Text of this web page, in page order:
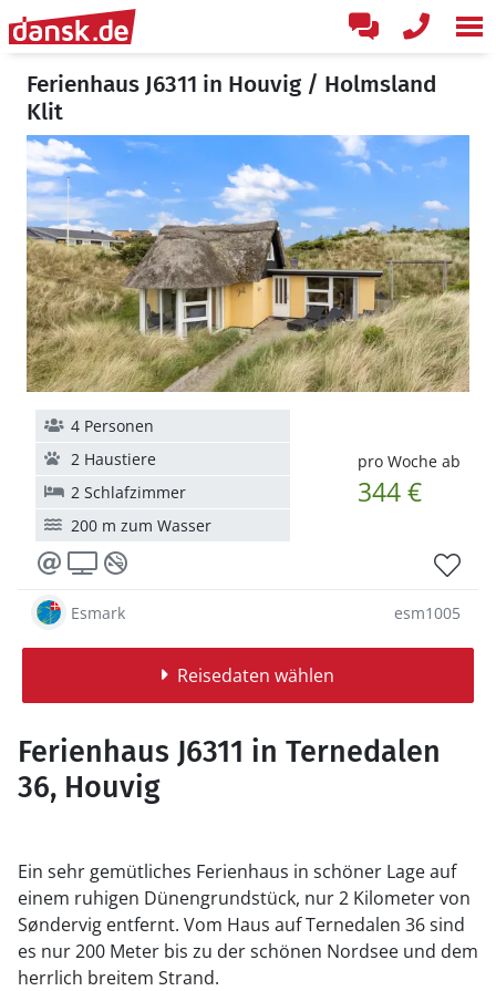
Ferienhaus J6311 in Houvig / Holmsland
Klit
pro Woche ab
344 €
4 Personen
2 Haustiere
2 Schlafzimmer
200 m zum Wasser
Esmark esm1005
Reisedaten wählen
Ferienhaus J6311 in Ternedalen
36, Houvig
Ein sehr gemütliches Ferienhaus in schöner Lage auf
einem ruhigen Dünengrundstück, nur 2 Kilometer von
Søndervig entfernt. Vom Haus auf Ternedalen 36 sind
es nur 200 Meter bis zu der schönen Nordsee und dem
herrlich breitem Strand.